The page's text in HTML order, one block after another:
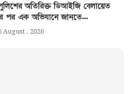
অতিরিক্ত ডিআইজি বেলায়েত
পর এক অভিযানে জানতে...
August , 2026